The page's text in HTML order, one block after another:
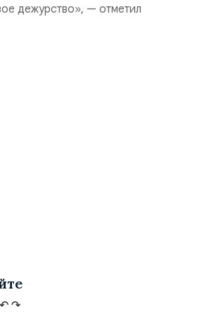
дежурство», — отметил
↶ ↷